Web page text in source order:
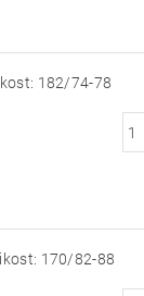
182/74-78
170/82-88